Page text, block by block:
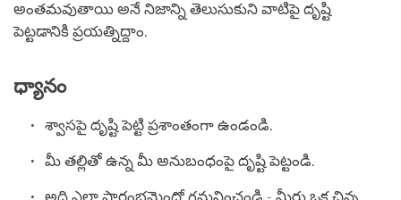
అంతమవుతాయి అనే నిజాన్ని తెలుసుకుని వాటిపై దృష్టి
పెట్టడానికి ప్రయత్నిద్దాం.
ధ్యానం
శ్వాసపై దృష్టి పెట్టి ప్రశాంతంగా ఉండండి.
మీ తల్లితో ఉన్న మీ అనుబంధంపై దృష్టి పెట్టండి.